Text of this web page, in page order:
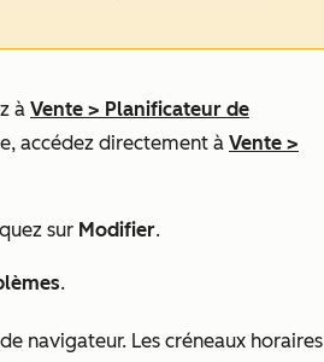
à Vente > Planificateur de
accédez directement à Vente >
sur Modifier.
.
navigateur. Les créneaux horaires